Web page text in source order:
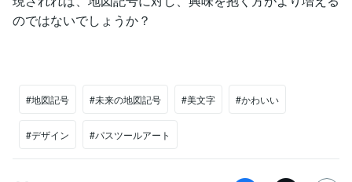
のではないでしょうか？
#地図記号 #未来の地図記号 #美文字 #かわいい
#デザイン #パスツールアート